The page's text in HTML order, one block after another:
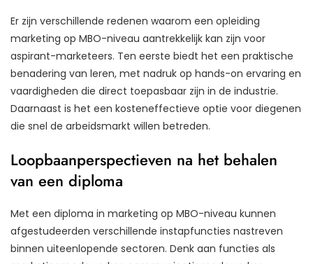
Er zijn verschillende redenen waarom een opleiding
marketing op MBO-niveau aantrekkelijk kan zijn voor
aspirant-marketeers. Ten eerste biedt het een praktische
benadering van leren, met nadruk op hands-on ervaring en
vaardigheden die direct toepasbaar zijn in de industrie.
Daarnaast is het een kosteneffectieve optie voor diegenen
die snel de arbeidsmarkt willen betreden.
Loopbaanperspectieven na het behalen
van een diploma
Met een diploma in marketing op MBO-niveau kunnen
afgestudeerden verschillende instapfuncties nastreven
binnen uiteenlopende sectoren. Denk aan functies als